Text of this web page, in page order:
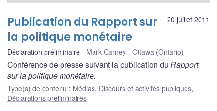
20 juillet 2011
Publication du Rapport sur
la politique monétaire
Déclaration préliminaire Mark Carney Ottawa (Ontario)
Conférence de presse suivant la publication du Rapport
sur la politique monétaire.
Type(s) de contenu : Médias, Discours et activités publiques,
Déclarations préliminaires